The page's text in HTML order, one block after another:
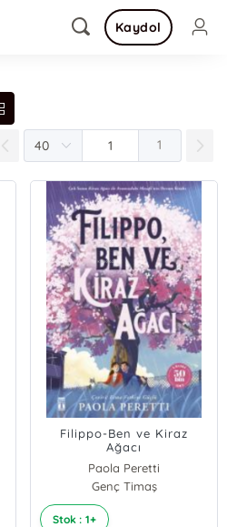
Kaydol
1
Filippo-Ben ve Kiraz
Ağacı
Paola Peretti
Genç Timaş
Stok : 1+